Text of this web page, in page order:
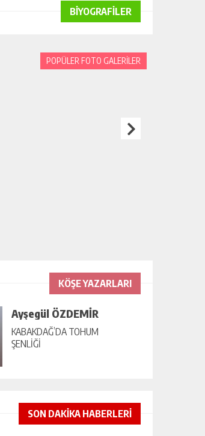
BİYOGRAFİLER
POPÜLER FOTO GALERİLER
KÖŞE YAZARLARI
Ayşegül ÖZDEMİR
KABAKDAĞ’DA TOHUM
ŞENLİĞİ
SON DAKİKA HABERLERİ